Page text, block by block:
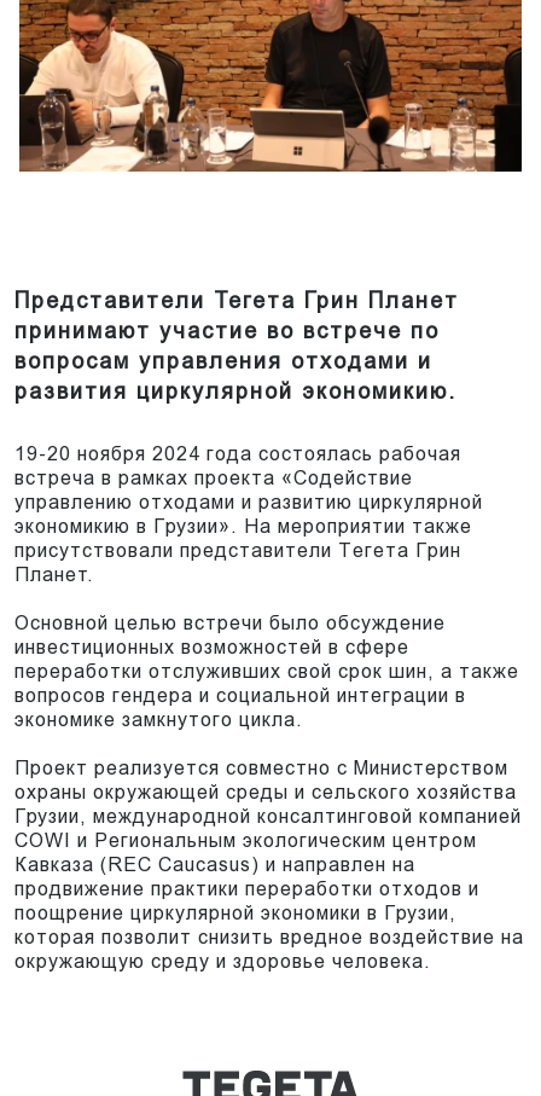
Представители Тегета Грин Планет
принимают участие во встрече по
вопросам управления отходами и
развития циркулярной экономикию.
19-20 ноября 2024 года состоялась рабочая
встреча в рамках проекта «Содействие
управлению отходами и развитию циркулярной
экономикию в Грузии». На мероприятии также
присутствовали представители Тегета Грин
Планет.
Основной целью встречи было обсуждение
инвестиционных возможностей в сфере
переработки отслуживших свой срок шин, а также
вопросов гендера и социальной интеграции в
экономике замкнутого цикла.
Проект реализуется совместно с Министерством
охраны окружающей среды и сельского хозяйства
Грузии, международной консалтинговой компанией
COWI и Региональным экологическим центром
Кавказа (REC Caucasus) и направлен на
продвижение практики переработки отходов и
поощрение циркулярной экономики в Грузии,
которая позволит снизить вредное воздействие на
окружающую среду и здоровье человека.